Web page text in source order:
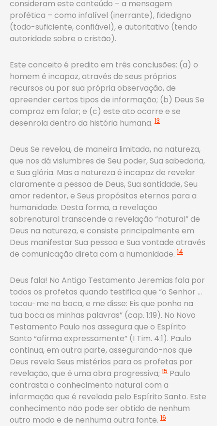
consideram este conteúdo – a mensagem
profética – como infalível (inerrante), fidedigno
(todo-suficiente, confiável), e autoritativo (tendo
autoridade sobre o cristão).
Este conceito é predito em três conclusões: (a) o
homem é incapaz, através de seus próprios
recursos ou por sua própria observação, de
apreender certos tipos de informação; (b) Deus Se
compraz em falar; e (c) este ato ocorre e se
desenrola dentro da história humana. 13
Deus Se revelou, de maneira limitada, na natureza,
que nos dá vislumbres de Seu poder, Sua sabedoria,
e Sua glória. Mas a natureza é incapaz de revelar
claramente a pessoa de Deus, Sua santidade, Seu
amor redentor, e Seus propósitos eternos para a
humanidade. Desta forma, a revelação
sobrenatural transcende a revelação “natural” de
Deus na natureza, e consiste principalmente em
Deus manifestar Sua pessoa e Sua vontade através
de comunicação direta com a humanidade. 14
Deus fala! No Antigo Testamento Jeremias fala por
todos os profetas quando testifica que “o Senhor …
tocou-me na boca, e me disse: Eis que ponho na
tua boca as minhas palavras” (cap. 1:19). No Novo
Testamento Paulo nos assegura que o Espírito
Santo “afirma expressamente” (I Tim. 4:1). Paulo
continua, em outra parte, assegurando-nos que
Deus revela Seus mistérios para os profetas por
revelação, que é uma obra progressiva; 15 Paulo
contrasta o conhecimento natural com a
informação que é revelada pelo Espírito Santo. Este
conhecimento não pode ser obtido de nenhum
outro modo e de nenhuma outra fonte. 16